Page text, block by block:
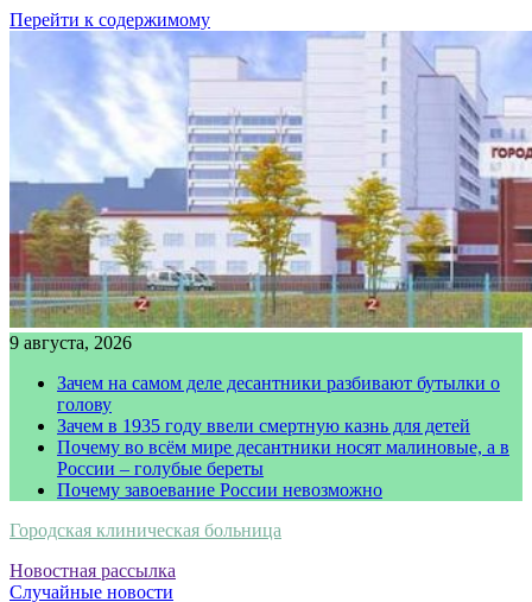
Перейти к содержимому
9 августа, 2026
Зачем на самом деле десантники разбивают бутылки о
голову
Зачем в 1935 году ввели смертную казнь для детей
Почему во всём мире десантники носят малиновые, а в
России – голубые береты
Почему завоевание России невозможно
Городская клиническая больница
Новостная рассылка
Случайные новости